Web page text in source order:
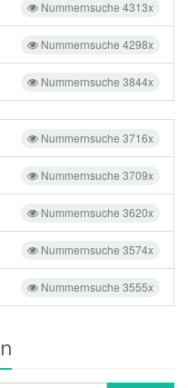
Nummernsuche 4313x
Nummernsuche 4298x
Nummernsuche 3844x
Nummernsuche 3716x
Nummernsuche 3709x
Nummernsuche 3620x
Nummernsuche 3574x
Nummernsuche 3555x